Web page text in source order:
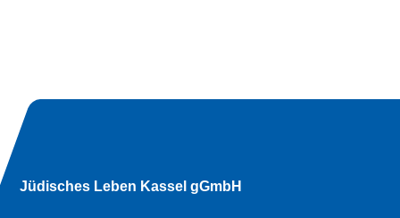
Jüdisches Leben Kassel gGmbH